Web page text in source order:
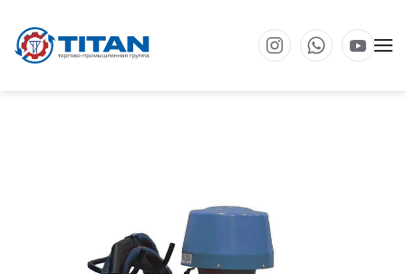
Перейти к основному содержанию